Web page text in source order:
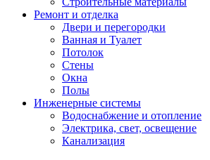
Ремонт и отделка
Двери и перегородки
Ванная и Туалет
Потолок
Стены
Окна
Полы
Инженерные системы
Водоснабжение и отопление
Электрика, свет, освещение
Канализация